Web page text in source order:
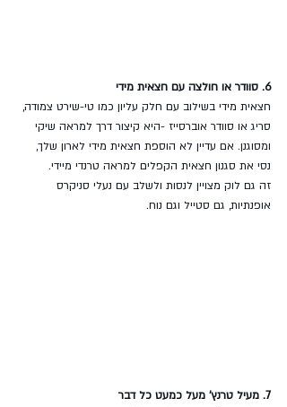
6. סוודר או חולצה עם חצאית מידי
חצאית מידי בשילוב עם חלק עליון כמו טי-שירט צמודה,
סריג או סוודר אוברסייז -היא קיצור דרך למראה שיקי
ומסוגנן. אם עדיין לא הוספת חצאית מידי לארון שלך,
נסי את סגנון חצאית הקפלים למראה טרנדי מיידי.
זה גם לוק מצויין לנסות ולשלב עם נעלי סניקרס
אופנתיות, גם סטייל וגם נוח.
7. מעיל טרנץ' מעל כמעט כל דבר